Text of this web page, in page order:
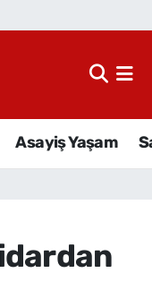
Asayiş Yaşam